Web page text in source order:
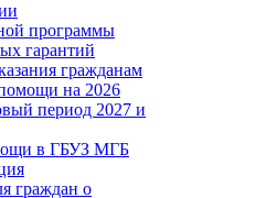
программы
гарантий
гражданам
на 2026
период 2027 и
в ГБУЗ МГБ
о